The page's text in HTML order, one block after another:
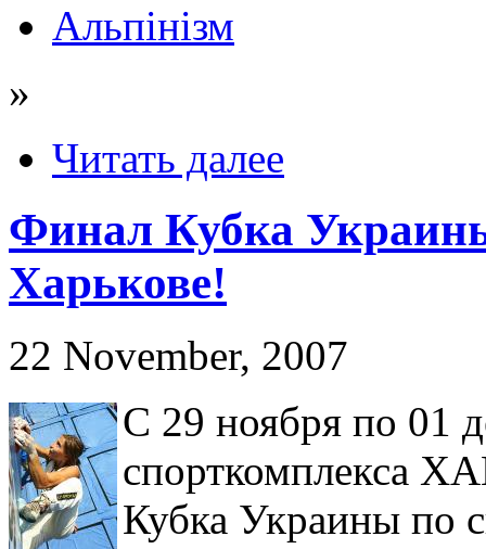
Альпінізм
»
Читать далее
Финал Кубка
Харькове!
22 November, 2007
С 29 ноября по 01
спорткомплекса
Кубка Украины по